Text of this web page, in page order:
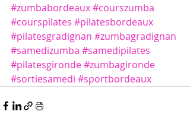
#zumbabordeaux#courszumba
#courspilates #pilatesbordeaux
#pilatesgradignan #zumbagradignan
#samedizumba #samedipilates
#pilatesgironde#zumbagironde
#sortiesamedi #sportbordeaux